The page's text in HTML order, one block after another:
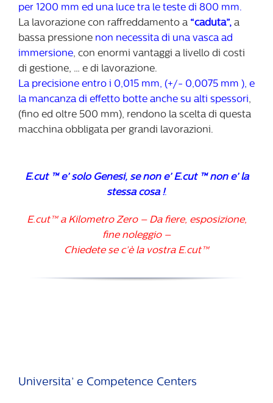
per 1200 mm ed una luce tra le teste di 800 mm.
La lavorazione con raffreddamento a “caduta”, a
bassa pressione non necessita di una vasca ad
immersione, con enormi vantaggi a livello di costi
di gestione, … e di lavorazione.
La precisione entro i 0,015 mm, (+/- 0,0075 mm ), e
la mancanza di effetto botte anche su alti spessori,
(fino ed oltre 500 mm), rendono la scelta di questa
macchina obbligata per grandi lavorazioni.
E.cut ™ e’ solo Genesi, se non e’ E.cut ™ non e’ la
stessa cosa !.
E.cut™ a Kilometro Zero – Da fiere, esposizione,
fine noleggio –
Chiedete se c’è la vostra E.cut™
Universita’ e Competence Centers